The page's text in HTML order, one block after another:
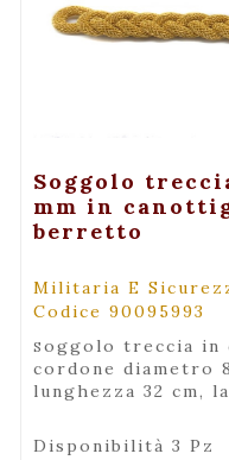
Soggolo
mm in
berretto
Militaria E
Codice 90095993
soggolo treccia in canottiglia dorata,
cordone diametro
lunghezza 32 cm,
Disponibilità 3 Pz